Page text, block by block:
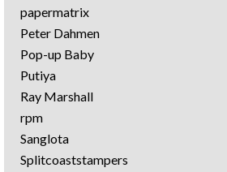
papermatrix
Peter Dahmen
Pop-up Baby
Putiya
Ray Marshall
rpm
Sanglota
Splitcoaststampers